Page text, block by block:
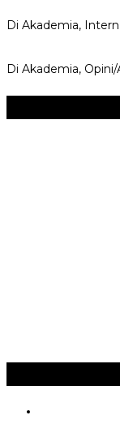
Di Akademia,
Di Akademia,